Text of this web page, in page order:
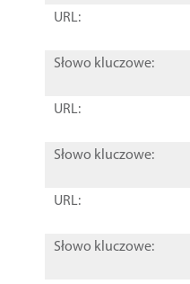
URL:
Słowo kluczowe:
URL:
Słowo kluczowe:
URL:
Słowo kluczowe: